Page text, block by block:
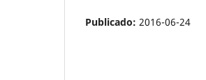
Publicado: 2016-06-24